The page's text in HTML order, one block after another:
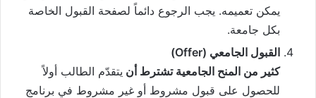
يمكن تعميمه. يجب الرجوع دائماً لصفحة القبول الخاصة
بكل جامعة.
القبول الجامعي (Offer)
كثير من المنح الجامعية تشترط أن يتقدّم الطالب أولاً
للحصول على قبول مشروط أو غير مشروط في برنامج